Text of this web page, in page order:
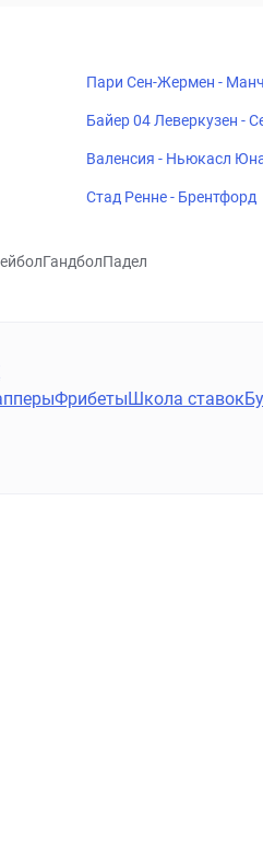
Пари Сен-Жермен -
Байер 04 Леверкузен -
Валенсия - Ньюкасл
Стад Ренне - Брентфорд
ГандболПадел
ФрибетыШкола ставок